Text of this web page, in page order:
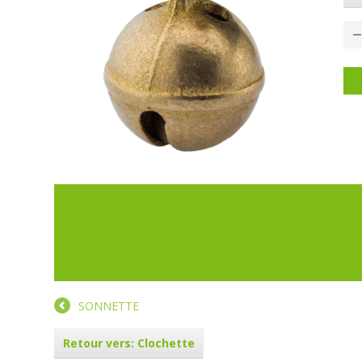
SONNETTE
Retour vers: Clochette